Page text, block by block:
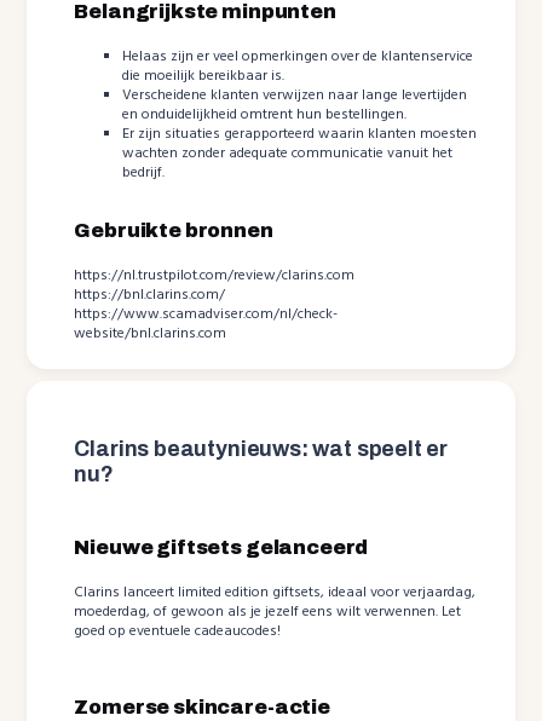
Belangrijkste minpunten
Helaas zijn er veel opmerkingen over de klantenservice
die moeilijk bereikbaar is.
Verscheidene klanten verwijzen naar lange levertijden
en onduidelijkheid omtrent hun bestellingen.
Er zijn situaties gerapporteerd waarin klanten moesten
wachten zonder adequate communicatie vanuit het
bedrijf.
Gebruikte bronnen
https://nl.trustpilot.com/review/clarins.com
https://bnl.clarins.com/
https://www.scamadviser.com/nl/check-
website/bnl.clarins.com
Clarins beautynieuws: wat speelt er
nu?
Nieuwe giftsets gelanceerd
Clarins lanceert limited edition giftsets, ideaal voor verjaardag,
moederdag, of gewoon als je jezelf eens wilt verwennen. Let
goed op eventuele cadeaucodes!
Zomerse skincare-actie